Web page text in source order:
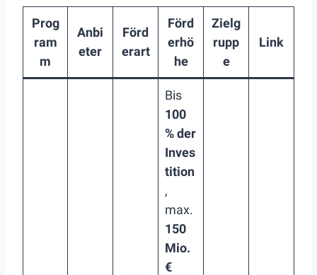
Prog
ram
m
Anbi
eter
Förd
erart
Förd
erhö
he
Zielg
rupp
e
Link
Bis
100
% der
Inves
tition
,
max.
150
Mio.
€